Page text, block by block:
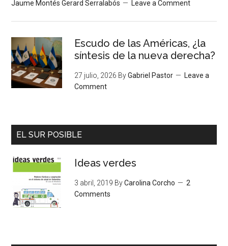
Jaume Montés Gerard Serralabós
Leave a Comment
Escudo de las Américas, ¿la
síntesis de la nueva derecha?
27 julio, 2026 ByGabriel Pastor
Leave a
Comment
EL SUR POSIBLE
Ideas verdes
3 abril, 2019 ByCarolina Corcho
2
Comments